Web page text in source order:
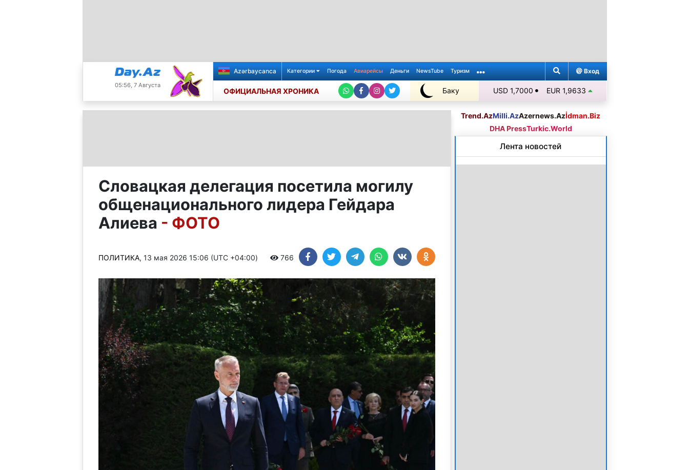
05:56, 7 Августа
Azərbaycanca Категории Погода Авиарейсы Деньги NewsTube Туризм Вход
ОФИЦИАЛЬНАЯ ХРОНИКА Баку
+26℃
USD 1,7000 EUR 1,9633
Словацкая делегация посетила могилу
общенационального лидера Гейдара
Алиева - ФОТО
ПОЛИТИКА, 13 мая 2026 15:06 (UTC +04:00) 766
Trend.AzMilli.AzAzernews.Azİdman.Biz
DHA PressTurkic.World
Лента новостей